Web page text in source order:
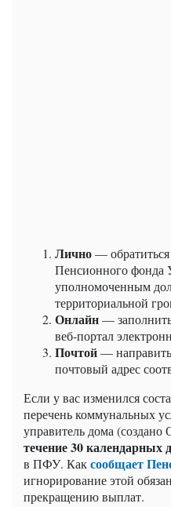
Лично—
Пенсионного
уполномоченным
территориальной
Онлайн—
веб-портал
Почтой—
почтовый адрес
Если у вас изменился
перечень коммунальных
управитель дома
течение 30 календарных
в ПФУ. Каксообщает
игнорирование этой
прекращению выплат.